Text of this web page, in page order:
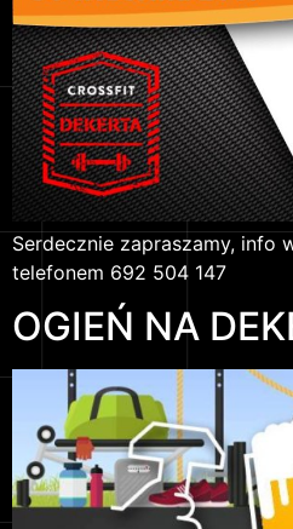
Serdecznie zapraszamy, info
telefonem 692 504 147
OGIEŃ NA